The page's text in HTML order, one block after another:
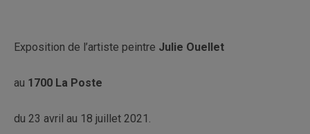
Exposition de l’artiste peintre Julie Ouellet
au 1700 La Poste
du 23 avril au 18 juillet 2021.